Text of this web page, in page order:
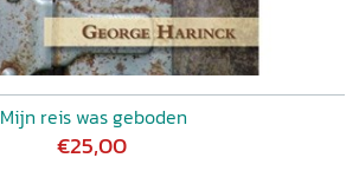
Mijn reis was geboden
€25,00